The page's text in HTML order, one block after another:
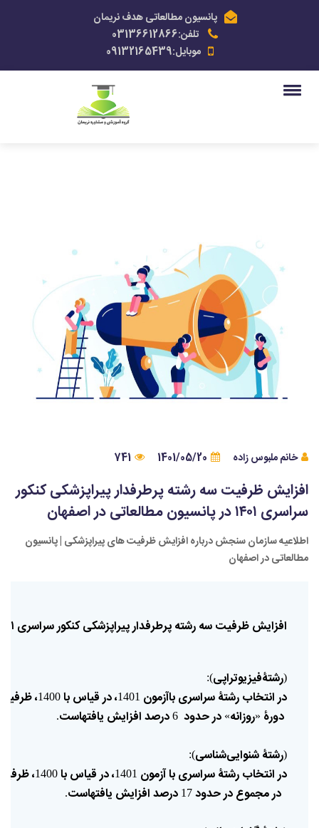
پانسیون مطالعاتی هدف نریمان
تلفن:03136612866
موبایل:09132165439
خانم ملبوس زاده 1401/05/20
741
افزایش ظرفیت سه رشته پرطرفدار پیراپزشکی کنکور
سراسری ۱۴۰۱ در پانسیون مطالعاتی در اصفهان
اطلاعیه سازمان سنجش درباره افزایش ظرفیت های پیراپزشکی | پانسیون
مطالعاتی در اصفهان
افزایشظرفیتسهرشتهپرطرفدارپیراپزشکیکنکورسراسری
(رشتۀفیزیوتراپی):
درانتخابرشتۀسراسریباآزمون ،درقیاسبا ،
دورۀ «روزانه» درحدود درصدافزایش یافتهاست.
(رشتۀشنوایی‌شناسی):
درانتخابرشتۀسراسریباآزمون ،درقیاسبا ،
درمجموعدرحدود درصدافزایش یافتهاست.